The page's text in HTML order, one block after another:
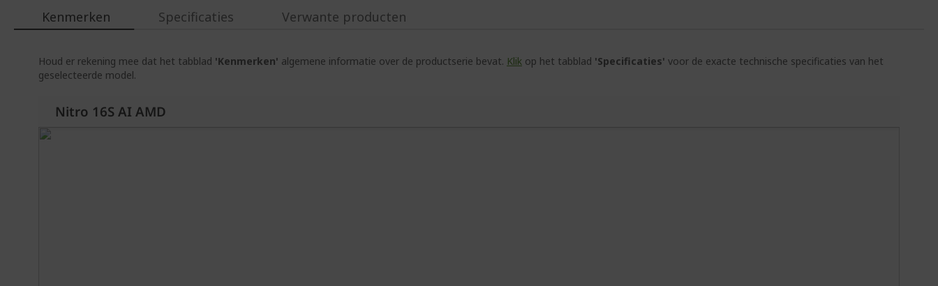
Kenmerken
Houd er rekening mee dat het tabblad 'Kenmerken' algemene informatie over de productserie bevat. Klik op het tabblad 'Specificaties' voor de exacte technische specificaties van het
geselecteerde model.
Specificaties Verwante producten